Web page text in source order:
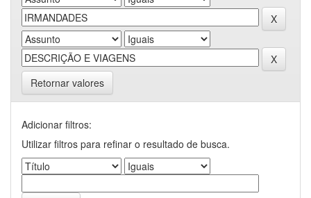
Retornar valores
Adicionar filtros:
Utilizar filtros para refinar o resultado de busca.